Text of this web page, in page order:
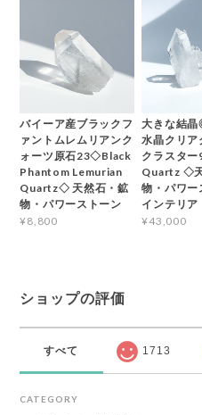
バイーア産ブラックフ
ァントムレムリアンク
ォーツ原石23◇Black
Phantom Lemurian
Quartz◇ 天然石・鉱
物・パワーストーン
¥8,800
大きな結
水晶クリア
クラスタ
Quartz ◇
物・パワー
インテリア
¥43,000
ショップの評価
すべて 1713
CATEGORY